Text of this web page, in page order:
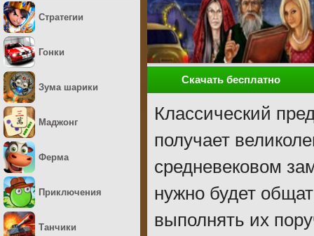
Скачать бесплатно
Классический
получает
средневековом
нужно будет
выполнять их
Стратегии
Гонки
Зума шарики
Маджонг
Ферма
Приключения
Танчики